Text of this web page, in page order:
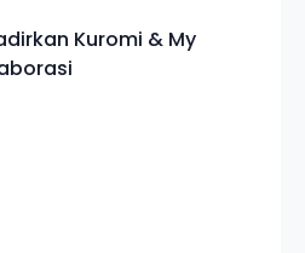
Kuromi & My